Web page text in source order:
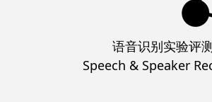
语音识别实验评测
Speech & Speaker